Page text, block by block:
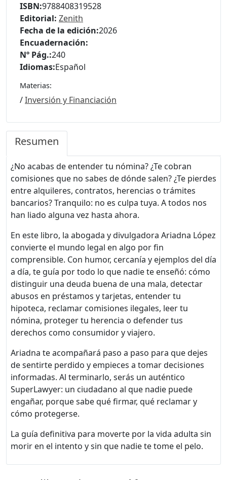
ISBN:9788408319528
Editorial: Zenith
Fecha de la edición:2026
Encuadernación:
Nº Pág.:240
Idiomas:Español
Materias:
/Inversión y Financiación
Resumen
¿No acabas de entender tu nómina? ¿Te cobran
comisiones que no sabes de dónde salen? ¿Te pierdes
entre alquileres, contratos, herencias o trámites
bancarios? Tranquilo: no es culpa tuya. A todos nos
han liado alguna vez hasta ahora.
En este libro, la abogada y divulgadora Ariadna López
convierte el mundo legal en algo por fin
comprensible. Con humor, cercanía y ejemplos del día
a día, te guía por todo lo que nadie te enseñó: cómo
distinguir una deuda buena de una mala, detectar
abusos en préstamos y tarjetas, entender tu
hipoteca, reclamar comisiones ilegales, leer tu
nómina, proteger tu herencia o defender tus
derechos como consumidor y viajero.
Ariadna te acompañará paso a paso para que dejes
de sentirte perdido y empieces a tomar decisiones
informadas. Al terminarlo, serás un auténtico
SuperLawyer: un ciudadano al que nadie puede
engañar, porque sabe qué firmar, qué reclamar y
cómo protegerse.
La guía definitiva para moverte por la vida adulta sin
morir en el intento y sin que nadie te tome el pelo.